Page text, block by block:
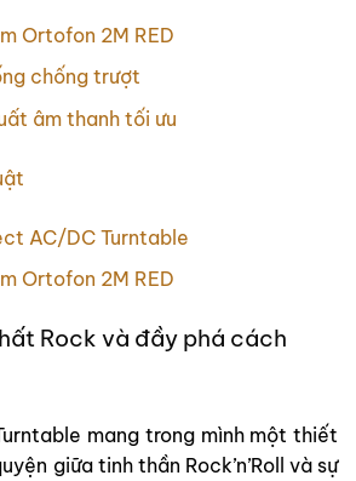
Ortofon 2M RED
chống trượt
âm thanh tối ưu
AC/DC Turntable
Ortofon 2M RED
Rock và đầy phá cách
mang trong mình một thiết
giữa tinh thần Rock’n’Roll và sự